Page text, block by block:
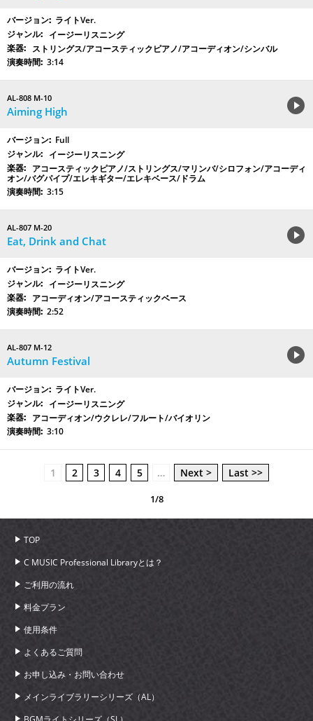
ライトVer.
イージーリスニング
ストリングス/アコースティックピアノ/アコーディオン/シンバル
3:14
AL-808 M-10
Aiming High
Full
イージーリスニング
アコースティックピアノ/ストリングス/マリンバ/シロフォン/アコーディ
オン/バグパイプ/エレキギター/エレキベース/ドラム
3:15
AL-807 M-20
Eat, Drink and Chat
ライトVer.
イージーリスニング
アコーディオン/アコースティックベース
2:52
AL-807 M-12
Autumn Festival
ライトVer.
イージーリスニング
アコーディオン/ウクレレ/フルート/バイオリン
3:10
1 2 3 4 5 … Next > Last >>
1/8
TOP
C MUSIC Professional Libraryとは？
ご利用の流れ
料金プラン
使用条件
よくあるご質問
お申し込み・お問い合わせ
メインライブラリーシリーズ（AL）